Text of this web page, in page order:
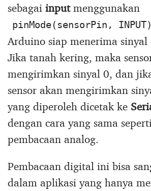
sebagai inputmenggunakan
pinMode(sensorPin, INPUT)
Arduino siap menerima sinyal
Jika tanah kering, maka
mengirimkan sinyal 0, dan
sensor akan mengirimkan
yang diperoleh dicetak ke
dengan cara yang sama
pembacaan analog.
Pembacaan digital ini bisa
dalam aplikasi yang hanya